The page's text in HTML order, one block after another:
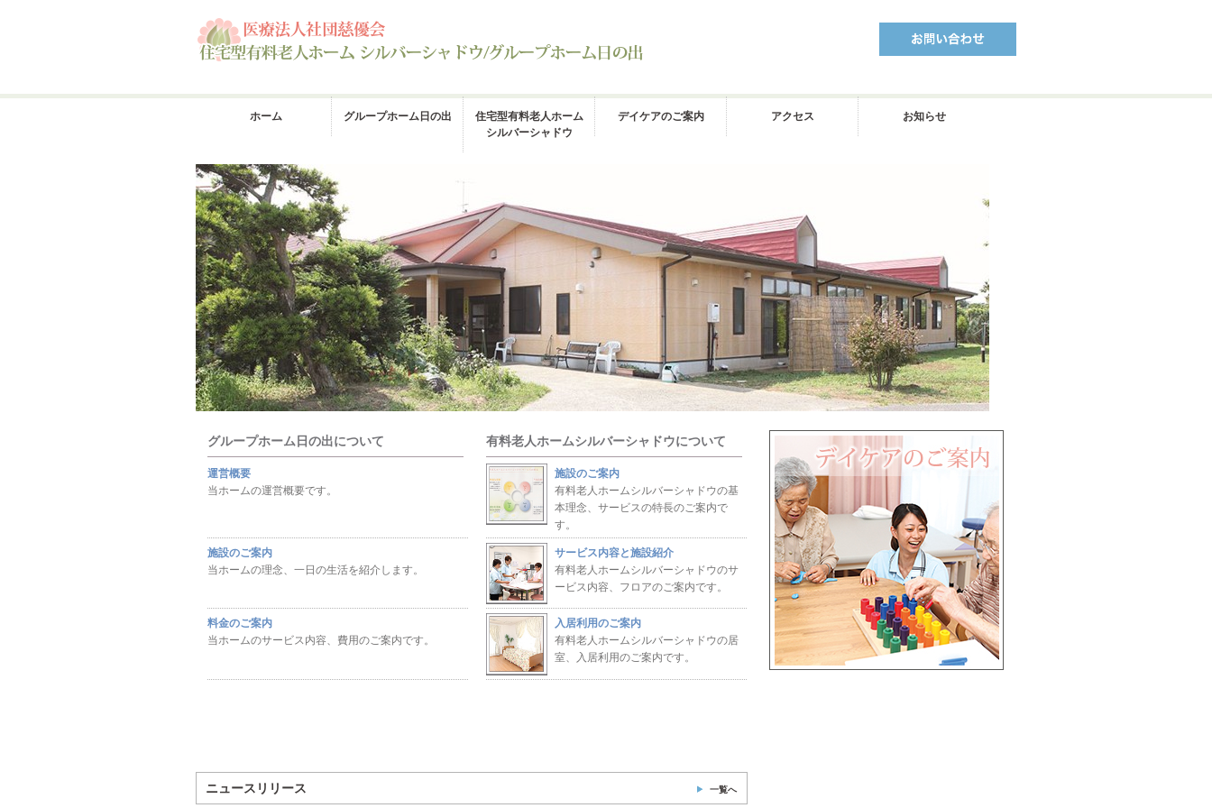
ホーム グループホーム日の出
住宅型有料老人ホーム
シルバーシャドウ
デイケアのご案内 アクセス お知らせ
グループホーム日の出について
運営概要
当ホームの運営概要です。
施設のご案内
当ホームの理念、一日の生活を紹介します。
料金のご案内
当ホームのサービス内容、費用のご案内です。
有料老人ホームシルバーシャドウについて
施設のご案内
有料老人ホームシルバーシャドウの基
本理念、サービスの特長のご案内で
す。
サービス内容と施設紹介
有料老人ホームシルバーシャドウのサ
ービス内容、フロアのご案内です。
入居利用のご案内
有料老人ホームシルバーシャドウの居
室、入居利用のご案内です。
ニュースリリース 一覧へ